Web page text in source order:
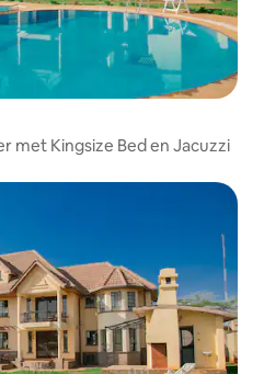
met Kingsize Bed en Jacuzzi